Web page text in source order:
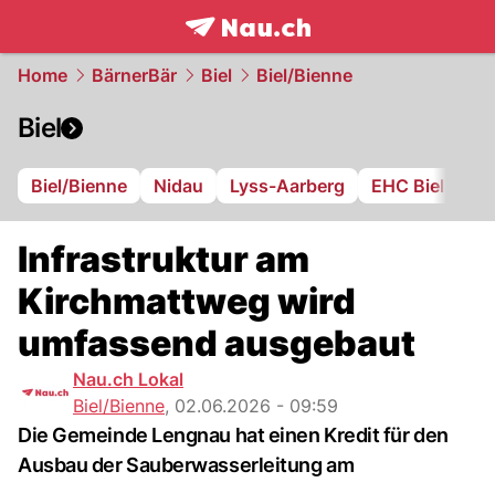
frontpage.NAU.ch
Home BärnerBär Biel Biel/Bienne
Biel
Biel/Bienne Nidau Lyss-Aarberg EHC Biel
Infrastruktur am
Kirchmattweg wird
umfassend ausgebaut
Nau.ch Lokal
Biel/Bienne, 02.06.2026 - 09:59
Die Gemeinde Lengnau hat einen Kredit für den
Ausbau der Sauberwasserleitung am